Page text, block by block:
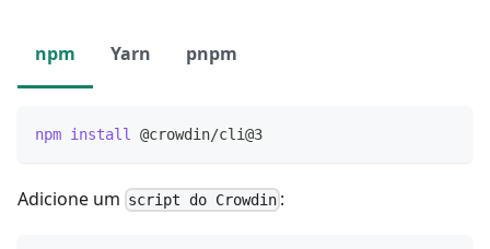
npm Yarn pnpm
npm install @crowdin/cli@3
Adicione um script do Crowdin :